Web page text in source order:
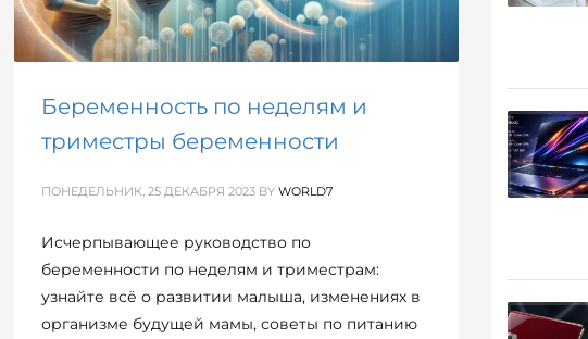
Беременность по неделям и
триместры беременности
ПОНЕДЕЛЬНИК, 25 ДЕКАБРЯ 2023 BY WORLD7
Исчерпывающее руководство по
беременности по неделям и триместрам:
узнайте всё о развитии малыша, изменениях в
организме будущей мамы, советы по питанию